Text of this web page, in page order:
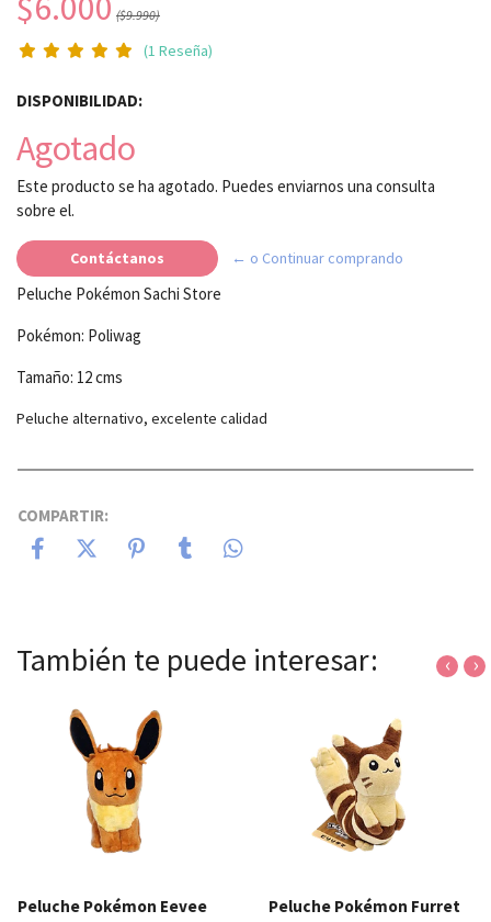
($9.990)
(1 Reseña)
DISPONIBILIDAD:
Agotado
Este producto se ha agotado. Puedes enviarnos una consulta
sobre el.
Contáctanos ← o Continuar comprando
Peluche Pokémon Sachi Store
Pokémon: Poliwag
Tamaño: 12 cms
Peluche alternativo, excelente calidad
COMPARTIR:
También te puede interesar:
Peluche Pokémon Eevee Peluche Pokémon Furret
‹ ›